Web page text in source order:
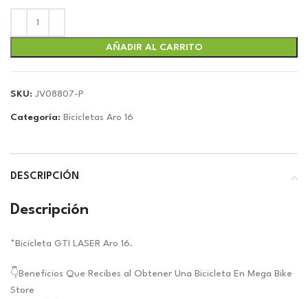
era:
$74.77.
AÑADIR AL CARRITO
SKU: JV08807-P
Categoría: Bicicletas Aro 16
DESCRIPCIÓN
Descripción
*Bicicleta GTI LASER Aro 16.
👇Beneficios Que Recibes al Obtener Una Bicicleta En Mega Bike
Store